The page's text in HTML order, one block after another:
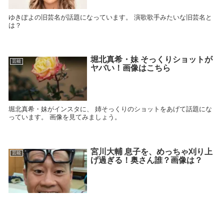
ゆきぽよの旧芸名が話題になっています。 演歌歌手みたいな旧芸名と
は？
芸能
堀北真希・妹 そっくりショットが
ヤバい！画像はこちら
堀北真希・妹がインスタに、 姉そっくりのショットをあげて話題にな
っています。 画像を見てみましょう。
芸能
宮川大輔 息子を、めっちゃ刈り上
げ過ぎる！奥さん誰？画像は？